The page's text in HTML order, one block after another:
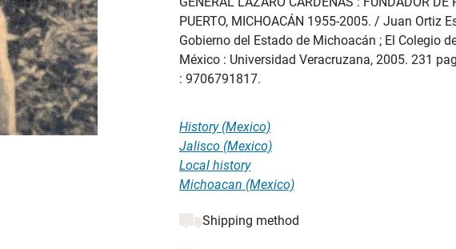
PUERTO, MICHOACÁN 1955-2005. / Juan Ortiz
Gobierno del Estado de Michoacán ; El Colegio
México : Universidad Veracruzana, 2005. 231
: 9706791817.
History (Mexico)
Jalisco (Mexico)
Local history
Michoacan (Mexico)
Shipping method